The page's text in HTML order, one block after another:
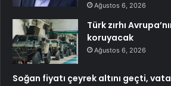
Ağustos 6, 2026
Türk zırhı
koruyacak
Ağustos 6, 2026
Soğan fiyatı çeyrek altını geçti,